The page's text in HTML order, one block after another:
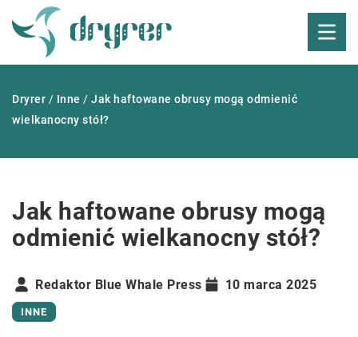
Dryrer / Inne / Jak haftowane obrusy mogą odmienić
wielkanocny stół?
Jak haftowane obrusy mogą
odmienić wielkanocny stół?
Redaktor Blue Whale Press 10 marca 2025
INNE